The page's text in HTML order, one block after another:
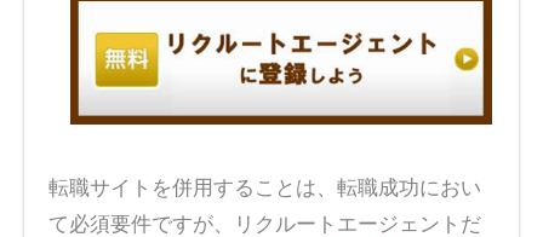
転職サイトを併用することは、転職成功におい
て必須要件ですが、リクルートエージェントだ